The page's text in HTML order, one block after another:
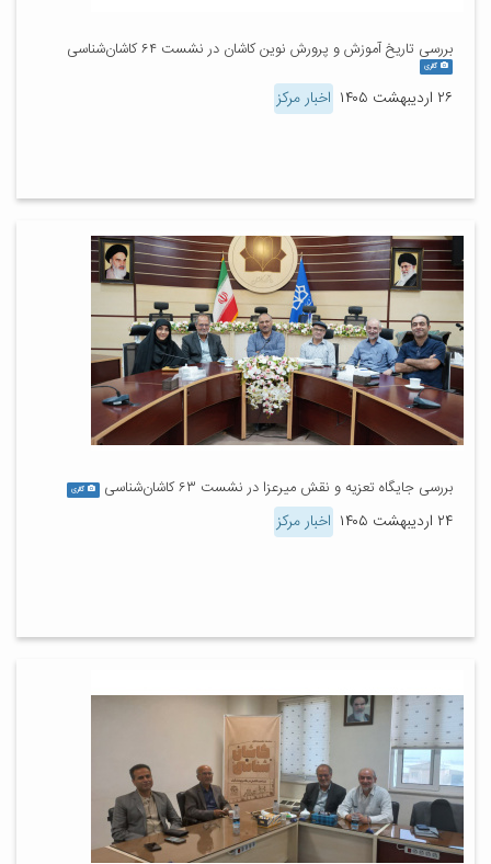
بررسی تاریخ آموزش و پرورش نوین کاشان در نشست ۶۴ کاشان‌شناسی
گالری
۲۶ اردیبهشت ۱۴۰۵ اخبار مرکز
بررسی جایگاه تعزیه و نقش میرعزا در نشست ۶۳ کاشان‌شناسی گالری
۲۴ اردیبهشت ۱۴۰۵ اخبار مرکز